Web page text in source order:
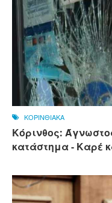
ΚΟΡΙΝΘΙΑΚΑ
Κόρινθος:
κατάστημα - Καρέ